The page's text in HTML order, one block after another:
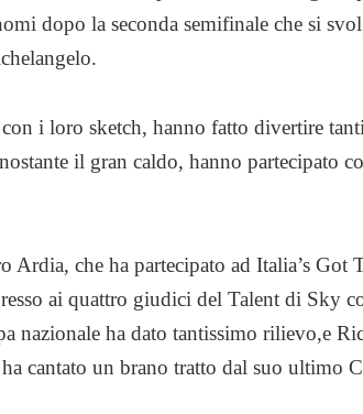
dopo la seconda semifinale che si
i loro sketch, hanno fatto divertire
il gran caldo, hanno partecipato
Ardia, che ha partecipato ad Italia’s Got
ai quattro giudici del Talent di Sky
nazionale ha dato tantissimo rilievo,e
cantato un brano tratto dal suo ultimo